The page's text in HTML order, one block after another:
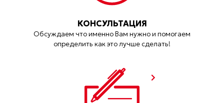
КОНСУЛЬТАЦИЯ
Обсуждаем что именно Вам нужно и помогаем
определить как это лучше сделать!